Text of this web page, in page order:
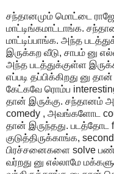
சந்தானமும் மொட்டை
மாட்டிங்கமாட்டாங்க.
மாட்டிப்பாங்க. அந்த
இருக்கற வீடு, சாபம் னு
அந்த படத்துக்குள்ள
எப்படி தப்பிக்கிறது னு
கேட்கவே ரொம்ப
தான் இருக்கு. சந்தானம்
comedy , அவங்களோட
தான் இருந்தது. படத்தோட
குடுத்திருக்காங்க,
பிரச்சனைகளை solve
வர்றது னு எல்லாமே